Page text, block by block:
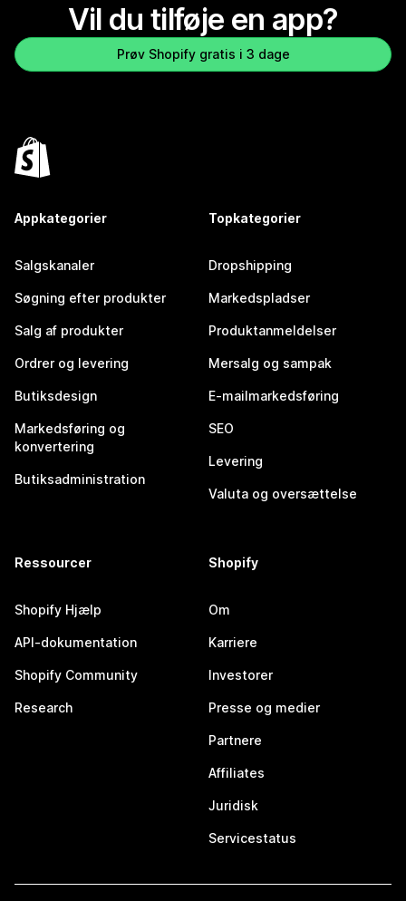
Vil du tilføje en app?
Prøv Shopify gratis i 3 dage
Appkategorier
Salgskanaler
Søgning efter produkter
Salg af produkter
Ordrer og levering
Butiksdesign
Markedsføring og
konvertering
Butiksadministration
Topkategorier
Dropshipping
Markedspladser
Produktanmeldelser
Mersalg og sampak
E-mailmarkedsføring
SEO
Levering
Valuta og oversættelse
Ressourcer
Shopify Hjælp
API-dokumentation
Shopify Community
Research
Shopify
Om
Karriere
Investorer
Presse og medier
Partnere
Affiliates
Juridisk
Servicestatus